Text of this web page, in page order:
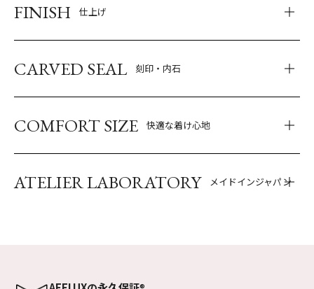
FINISH 仕上げ
CARVED SEAL 刻印・内石
COMFORT SIZE 快適な着け心地
ATELIER LABORATORY メイドインジャパン